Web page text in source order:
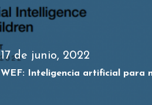
17 de junio, 2022
WEF: Inteligencia artificial para